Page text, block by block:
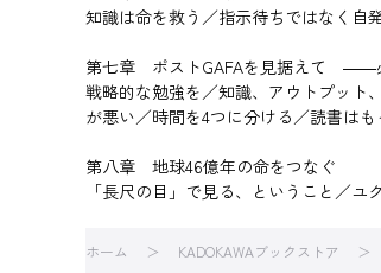
知識は命を救う／指示待ちではなく自
第七章 ポストGAFAを見据えて ――
戦略的な勉強を／知識、アウトプット
が悪い／時間を4つに分ける／読書は
第八章 地球46億年の命をつなぐ
「長尺の目」で見る、ということ／
ホーム KADOKAWAブックストア